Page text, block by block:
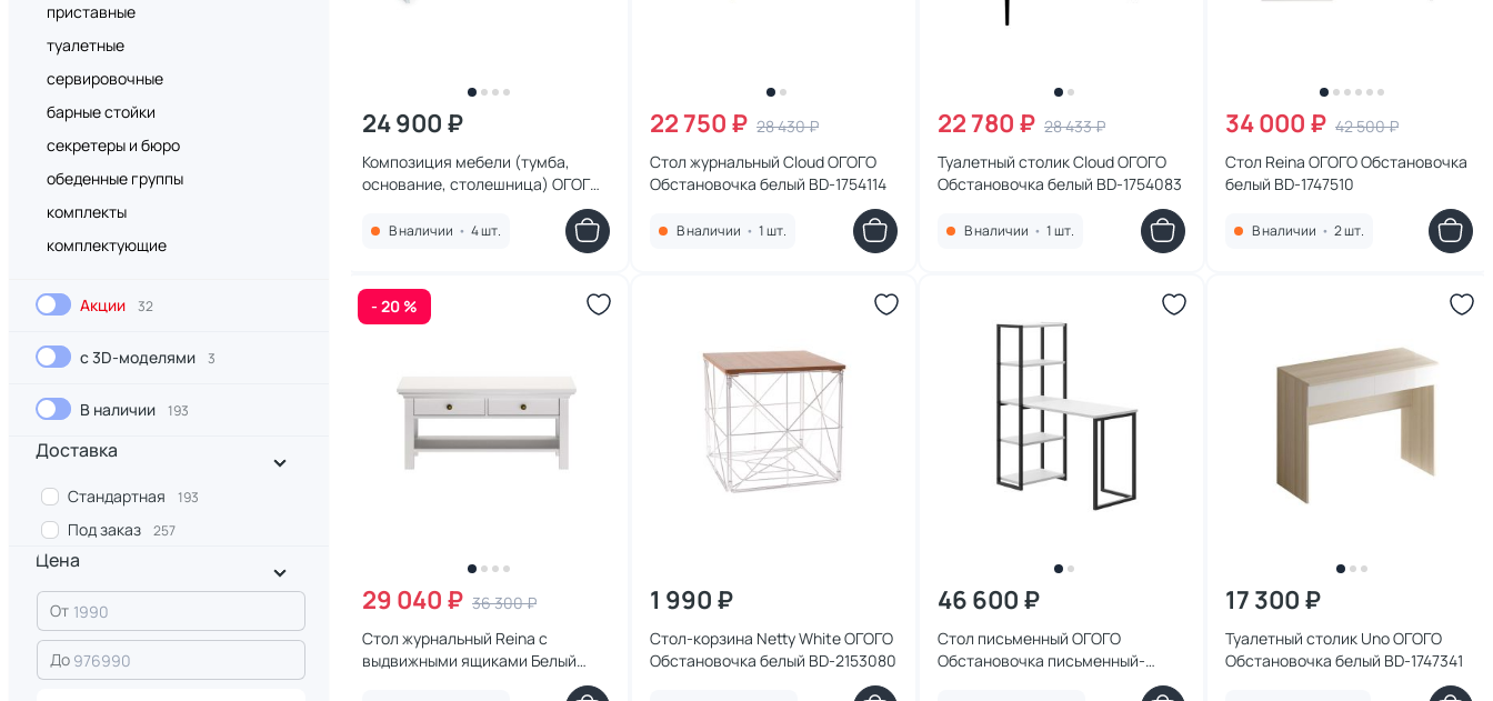
приставные
туалетные
сервировочные
барные стойки
секретеры и бюро
обеденные группы
комплекты
комплектующие
Акции 32
с 3D-моделями 3
В наличии 193
Доставка
Стандартная 193
Под заказ 257
Цена
От
До
24 900 ₽
Композиция мебели (тумба,
основание, столешница) ОГОГО
Обстановочка Board 1200х500
BD-1743957
В наличии • 4 шт.
22 750 ₽ 28 430 ₽
Стол журнальный Cloud ОГОГО
Обстановочка белый BD-1754114
В наличии • 1 шт.
22 780 ₽ 28 433 ₽
Туалетный столик Cloud ОГОГО
Обстановочка белый BD-1754083
В наличии • 1 шт.
34 000 ₽ 42 500 ₽
Стол Reina ОГОГО Обстановочка
белый BD-1747510
В наличии • 2 шт.
- 20 %
29 040 ₽ 36 300 ₽
Стол журнальный Reina с
выдвижными ящиками Белый
ОГОГО Обстановочка белый BD-
1 990 ₽
Стол-корзина Netty White ОГОГО
Обстановочка белый BD-2153080
46 600 ₽
Стол письменный ОГОГО
Обстановочка письменный-
17 300 ₽
Туалетный столик Uno ОГОГО
Обстановочка белый BD-1747341